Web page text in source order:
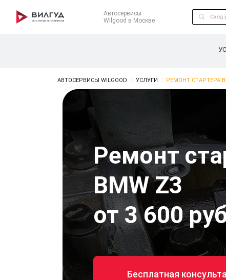
Автосервисы
Wilgood в Москве
АВТОСЕРВИСЫ WILGOOD УСЛУГИ РЕМОНТ СТАРТЕРА
Ремонт
BMW Z3
от 3 600
Бесплатная